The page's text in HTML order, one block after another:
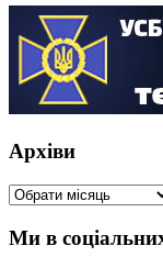
Архіви
Архіви
Ми в